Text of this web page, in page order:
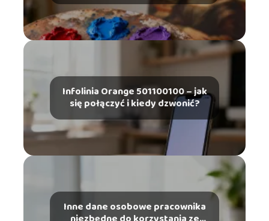
Infolinia Orange 501100100 – jak
się połączyć i kiedy dzwonić?
Inne dane osobowe pracownika